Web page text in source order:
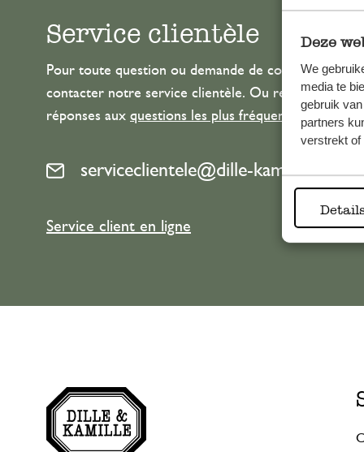
Deze
We
media te
gebruik
partners
verstrekt of
Service clientèle
Pour toute question ou demande de conseil ou
contacter notre service clientèle. Ou retrouvez ici
réponses aux questions les plus fréquemment posées
serviceclientele@dille-kamille.com
Service client en ligne